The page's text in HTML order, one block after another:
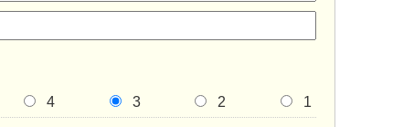
4 3 2 1